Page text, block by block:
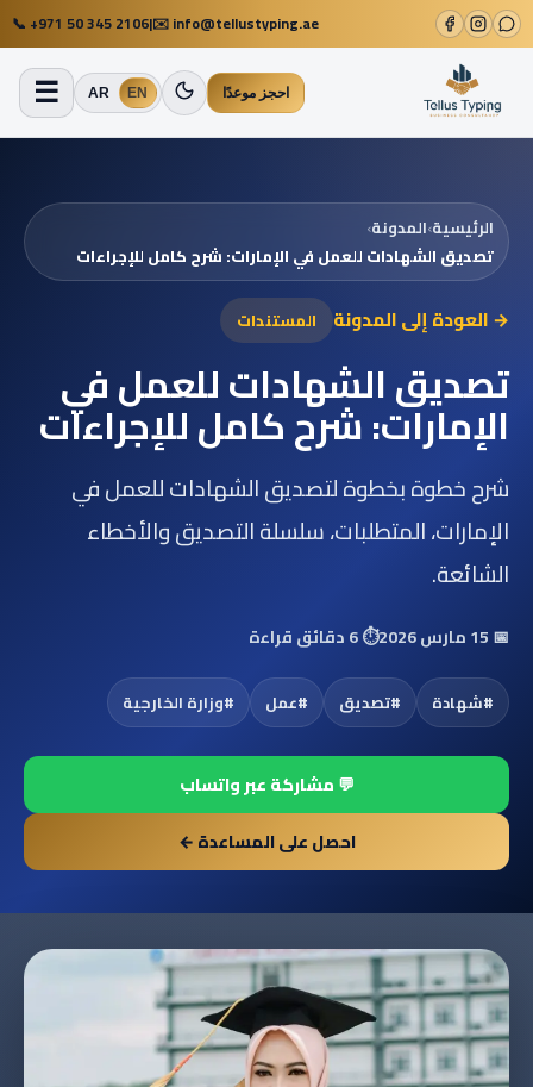
📞 +971 50 345 2106|✉️info@tellustyping.ae
احجز موعدًا EN
AR
☰
الرئيسية›المدونة›
تصديق الشهادات للعمل في الإمارات: شرح كامل للإجراءات
→ العودة إلى المدونة المستندات
تصديق الشهادات للعمل في
الإمارات: شرح كامل للإجراءات
شرح خطوة بخطوة لتصديق الشهادات للعمل في
الإمارات، المتطلبات، سلسلة التصديق والأخطاء
الشائعة.
📅15 مارس 2026 ⏱️6 دقائق قراءة
#شهادة #تصديق #عمل #وزارة الخارجية
💬 مشاركة عبر واتساب
احصل على المساعدة ←